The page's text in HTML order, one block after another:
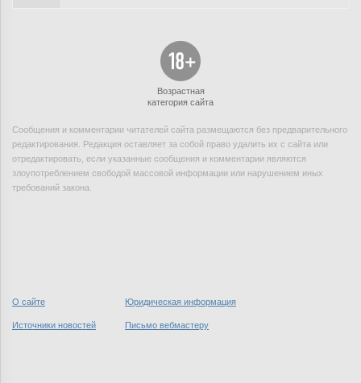
Возрастная
категория сайта
Сообщения и комментарии читателей сайта размещаются без предварительного
редактирования. Редакция оставляет за собой право удалить их с сайта или
отредактировать, если указанные сообщения и комментарии являются
злоупотреблением свободой массовой информации или нарушением иных
требований закона.
О сайте Юридическая информация
Источники новостей Письмо вебмастеру